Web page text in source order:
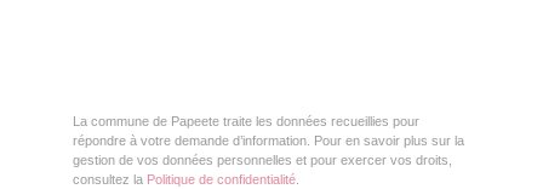
La commune de Papeete traite les données recueillies pour
répondre à votre demande d’information. Pour en savoir plus sur la
gestion de vos données personnelles et pour exercer vos droits,
consultez la Politique de confidentialité